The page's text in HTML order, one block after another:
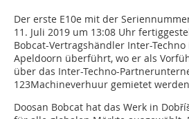
Der erste E10e mit der
11. Juli 2019 um 13:08 Uhr
Bobcat-Vertragshändler Inter-
Apeldoorn überführt, wo er als
über das Inter-Techno-
123Machineverhuur gemietet
Doosan Bobcat hat das Werk in